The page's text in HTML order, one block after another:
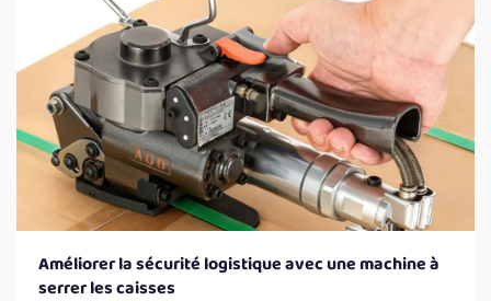
Améliorer la sécurité logistique avec une machine à
serrer les caisses